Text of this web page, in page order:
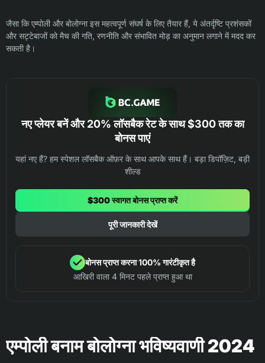
जैसा कि एम्पोली और बोलोग्ना इस महत्वपूर्ण संघर्ष के लिए तैयार हैं, ये अंतर्दृष्टि प्रशंसकों
और सट्टेबाजों को मैच की गति, रणनीति और संभावित मोड़ का अनुमान लगाने में मदद कर
सकती है।
नए प्लेयर बनें और 20% लॉसबैक रेट के साथ $300 तक का
बोनस पाएं
यहां नए हैं? हम स्पेशल लॉसबैक ऑफ़र के साथ आपके साथ हैं। बड़ा डिपॉज़िट, बड़ी
शील्ड
$300 स्वागत बोनस प्राप्त करें
पूरी जानकारी देखें
बोनस प्राप्त करना 100% गारंटीकृत है
आखिरी वाला 4 मिनट पहले प्राप्त हुआ था
एम्पोली बनाम बोलोग्ना भविष्यवाणी 2024